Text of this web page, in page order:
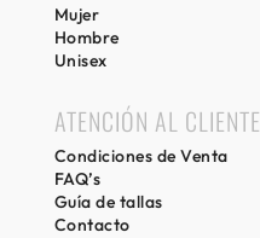
Mujer
Hombre
Unisex
ATENCIÓN AL CLIENTE
Condiciones de Venta
FAQ’s
Guía de tallas
Contacto